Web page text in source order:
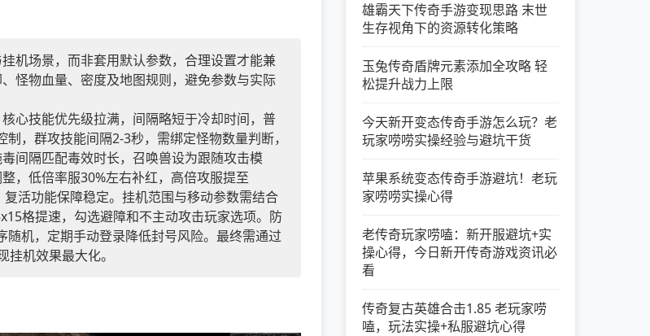
机场景，而非套用默认参数，合理设置才能兼
怪物血量、密度及地图规则，避免参数与实际
心技能优先级拉满，间隔略短于冷却时间，普
，群攻技能间隔2-3秒，需绑定怪物数量判断，
间隔匹配毒效时长，召唤兽设为跟随攻击模
，低倍率服30%左右补红，高倍攻服提至
活功能保障稳定。挂机范围与移动参数需结合
格提速，勾选避障和不主动攻击玩家选项。防
机，定期手动登录降低封号风险。最终需通过
机效果最大化。
雄霸天下传奇手游变现思路 末世
生存视角下的资源转化策略
玉兔传奇盾牌元素添加全攻略 轻
松提升战力上限
今天新开变态传奇手游怎么玩？老
玩家唠唠实操经验与避坑干货
苹果系统变态传奇手游避坑！老玩
家唠唠实操心得
老传奇玩家唠嗑：新开服避坑+实
操心得，今日新开传奇游戏资讯必
看
传奇复古英雄合击1.85 老玩家唠
嗑，玩法实操+私服避坑心得